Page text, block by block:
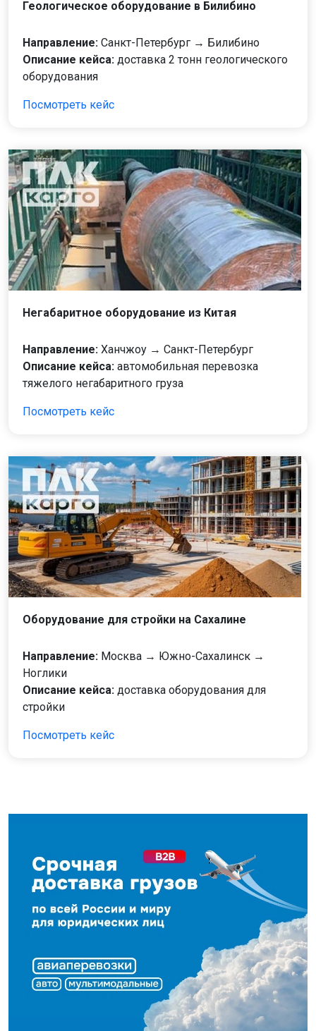
Геологическое оборудование в Билибино
Направление: Санкт-Петербург → Билибино
Описание кейса: доставка 2 тонн геологического
оборудования
Посмотреть кейс
Негабаритное оборудование из Китая
Направление: Ханчжоу → Санкт-Петербург
Описание кейса: автомобильная перевозка
тяжелого негабаритного груза
Посмотреть кейс
Оборудование для стройки на Сахалине
Направление: Москва → Южно-Сахалинск →
Ноглики
Описание кейса: доставка оборудования для
стройки
Посмотреть кейс